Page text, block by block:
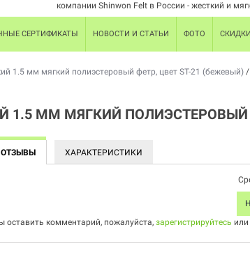
компании Shinwon Felt в России - жесткий и
СЕРТИФИКАТЫ НОВОСТИ И СТАТЬИ ФОТО СКИДКИ
1.5 мм мягкий полиэстеровый фетр, цвет ST-21 (бежевый) /
1.5 ММ МЯГКИЙ ПОЛИЭСТЕРОВЫЙ
ОТЗЫВЫ ХАРАКТЕРИСТИКИ
оставить комментарий, пожалуйста, зарегистрируйтесь или